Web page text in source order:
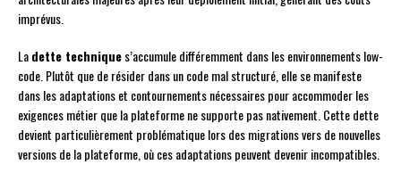
imprévus.
Ladette techniques’accumule différemment dans les environnements low-
code. Plutôt que de résider dans un code mal structuré, elle se manifeste
dans les adaptations et contournements nécessaires pour accommoder les
exigences métier que la plateforme ne supporte pas nativement. Cette dette
devient particulièrement problématique lors des migrations vers de nouvelles
versions de la plateforme, où ces adaptations peuvent devenir incompatibles.